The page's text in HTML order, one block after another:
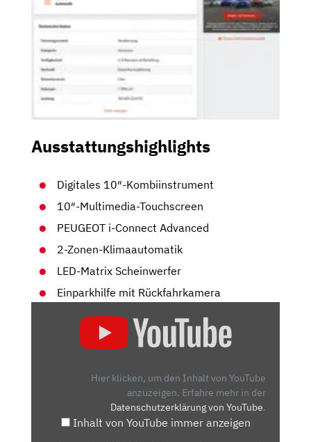
Ausstattungshighlights
Digitales 10″-Kombiinstrument
10″-Multimedia-Touchscreen
PEUGEOT i-Connect Advanced
2-Zonen-Klimaautomatik
LED-Matrix Scheinwerfer
Einparkhilfe mit Rückfahrkamera
LIMOUSINE?
Hier klicken, um den Inhalt von YouTube
anzuzeigen. Erfahre mehr in der
Datenschutzerklärung von YouTube.
Inhalt von YouTube immer anzeigen